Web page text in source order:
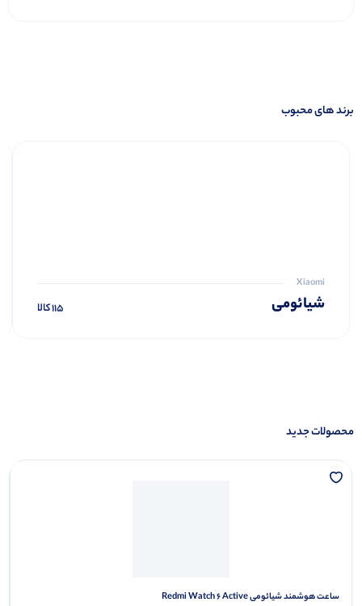
برند های محبوب
Xiaomi
شیائومی 115 کالا
محصولات جدید
ساعت هوشمند شیائومی Redmi Watch 6 Active